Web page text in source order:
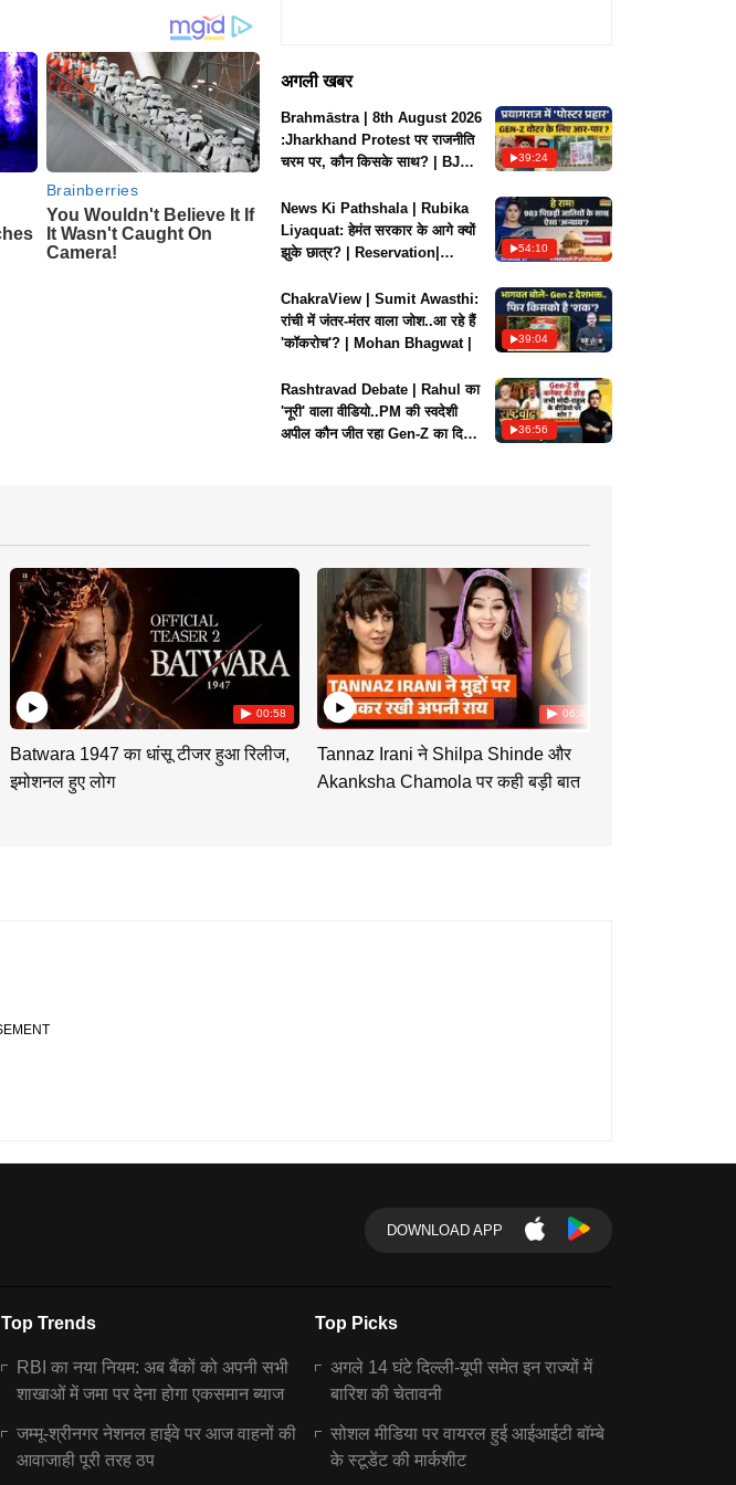
अगली खबर
Brahmāstra | 8th August 2026
:Jharkhand Protest पर राजनीति
चरम पर, कौन किसके साथ? | BJP
39:24
News Ki Pathshala | Rubika
Liyaquat: हेमंत सरकार के आगे क्यों
झुके छात्र? | Reservation|
54:10
ChakraView | Sumit Awasthi:
रांची में जंतर-मंतर वाला जोश..आ रहे हैं
'कॉकरोच'? | Mohan Bhagwat |
39:04
Rashtravad Debate | Rahul का
'नूरी' वाला वीडियो..PM की स्वदेशी
अपील कौन जीत रहा Gen-Z का दिल
36:56
00:58
Batwara 1947 का धांसू टीजर हुआ रिलीज,
इमोशनल हुए लोग
06:44
Tannaz Irani ने Shilpa Shinde और
Akanksha Chamola पर कही बड़ी बात
DOWNLOAD APP
Top Trends
RBI का नया नियम: अब बैंकों को अपनी सभी
शाखाओं में जमा पर देना होगा एकसमान ब्याज
जम्मू-श्रीनगर नेशनल हाईवे पर आज वाहनों की
आवाजाही पूरी तरह ठप
Top Picks
अगले 14 घंटे दिल्ली-यूपी समेत इन राज्यों में
बारिश की चेतावनी
सोशल मीडिया पर वायरल हुई आईआईटी बॉम्बे
के स्टूडेंट की मार्कशीट